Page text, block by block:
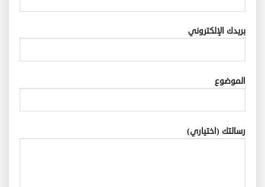
بريدك الإلكتروني
الموضوع
رسالتك (اختياري)